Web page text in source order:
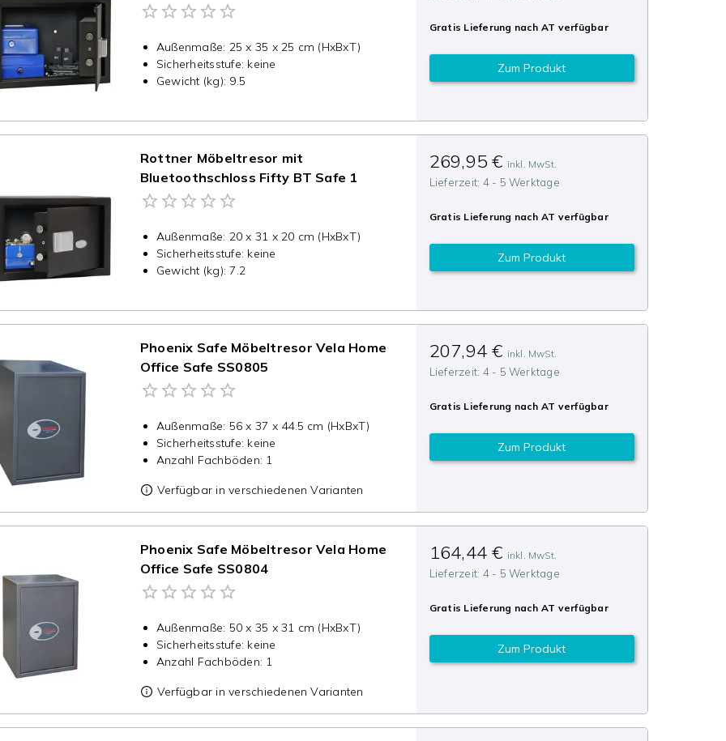
Außenmaße: 25 x 35 x 25 cm (HxBxT)
Sicherheitsstufe: keine
Gewicht (kg): 9.5
Gratis Lieferung nach AT verfügbar
Zum Produkt
Rottner Möbeltresor mit
Bluetoothschloss Fifty BT Safe 1
Außenmaße: 20 x 31 x 20 cm (HxBxT)
Sicherheitsstufe: keine
Gewicht (kg):7.2
269,95 € inkl. MwSt.
Lieferzeit: 4 - 5 Werktage
Gratis Lieferung nach AT verfügbar
Zum Produkt
Phoenix Safe Möbeltresor Vela Home
Office Safe SS0805
Außenmaße: 56 x 37 x 44.5 cm (HxBxT)
Sicherheitsstufe: keine
Anzahl Fachböden: 1
Verfügbar in verschiedenen Varianten
207,94 € inkl. MwSt.
Lieferzeit: 4 - 5 Werktage
Gratis Lieferung nach AT verfügbar
Zum Produkt
Phoenix Safe Möbeltresor Vela Home
Office Safe SS0804
Außenmaße: 50 x 35 x 31 cm (HxBxT)
Sicherheitsstufe: keine
Anzahl Fachböden: 1
Verfügbar in verschiedenen Varianten
164,44 € inkl. MwSt.
Lieferzeit: 4 - 5 Werktage
Gratis Lieferung nach AT verfügbar
Zum Produkt